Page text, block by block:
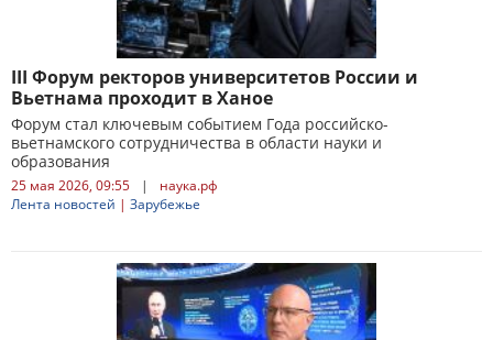
III Форум ректоров университетов России и
Вьетнама проходит в Ханое
Форум стал ключевым событием Года российско-
вьетнамского сотрудничества в области науки и
образования
25 мая 2026, 09:55 |
наука.рф
Лента новостей | Зарубежье